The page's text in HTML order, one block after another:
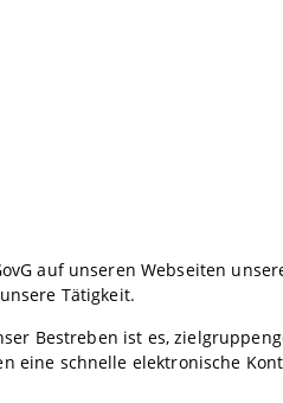
auf unseren Webseiten
Tätigkeit.
Bestreben ist es,
eine schnelle elektronische